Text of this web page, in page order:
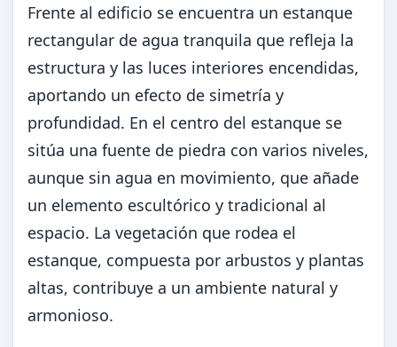
Frente al edificio se encuentra un estanque
rectangular de agua tranquila que refleja la
estructura y las luces interiores encendidas,
aportando un efecto de simetría y
profundidad. En el centro del estanque se
sitúa una fuente de piedra con varios niveles,
aunque sin agua en movimiento, que añade
un elemento escultórico y tradicional al
espacio. La vegetación que rodea el
estanque, compuesta por arbustos y plantas
altas, contribuye a un ambiente natural y
armonioso.